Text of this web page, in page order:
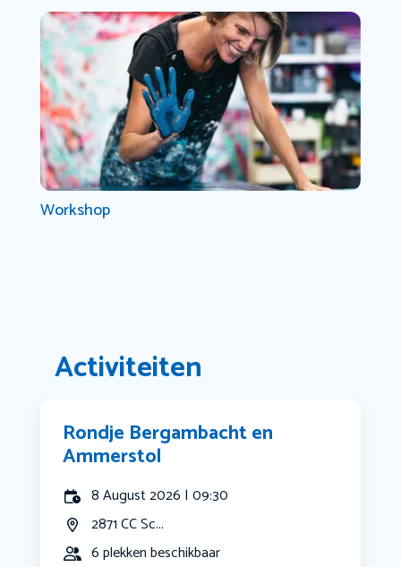
Workshop
Activiteiten
Rondje Bergambacht en
Ammerstol
8 August 2026 | 09:30
2871 CC Sc...
6 plekken beschikbaar